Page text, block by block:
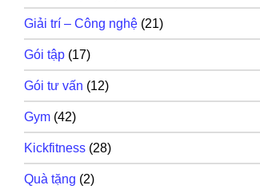
Giải trí – Công nghệ (21)
Gói tập (17)
Gói tư vấn (12)
Gym (42)
Kickfitness (28)
Quà tặng (2)